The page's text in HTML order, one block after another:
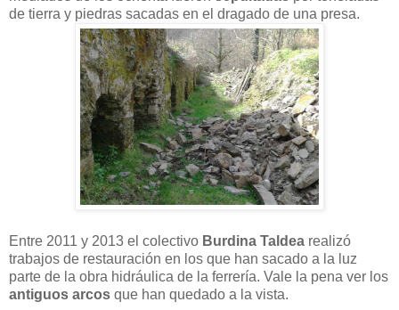
de tierra y piedras sacadas en el dragado de una presa.
Entre 2011 y 2013 el colectivo Burdina Taldea realizó
trabajos de restauración en los que han sacado a la luz
parte de la obra hidráulica de la ferrería. Vale la pena ver los
antiguos arcos que han quedado a la vista.